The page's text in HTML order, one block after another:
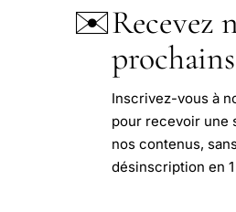
✉️Recevez
Inscrivez-vous à
pour recevoir une
nos contenus,
désinscription en